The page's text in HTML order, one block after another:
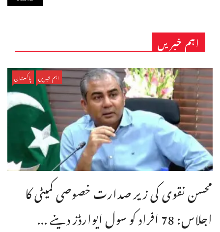
اہم خبریں
اہم خبریں پاکستان
محسن نقوی کی زیر صدارت خصوصی کمیٹی کا
اجلاس: 78 افراد کو سول ایوارڈز دینے ...